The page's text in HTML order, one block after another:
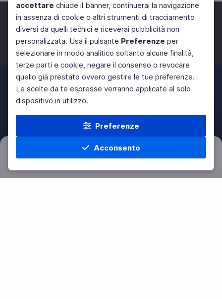
accettare chiude il banner, continuerai la navigazione
in assenza di cookie o altri strumenti di tracciamento
diversi da quelli tecnici e riceverai pubblicità non
personalizzata. Usa il pulsante Preferenze per
selezionare in modo analitico soltanto alcune finalità,
terze parti e cookie, negare il consenso o revocare
quello già prestato ovvero gestire le tue preferenze.
Le scelte da te espresse verranno applicate al solo
dispositivo in utilizzo.
Preferenze
Acconsento
Home Materie Cerca Menu
Filtri Azzera
Facebook Twitter Instagram